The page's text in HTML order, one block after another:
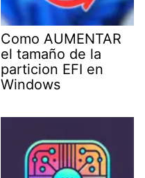
Como AUMENTAR
el tamaño de la
particion EFI en
Windows